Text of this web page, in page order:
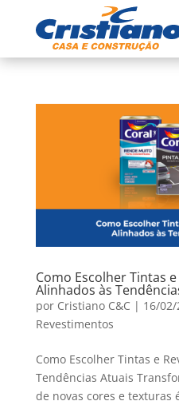
Como Escolher Tintas
Alinhados às
por Cristiano C&C | 16/
Revestimentos
Como Escolher Tintas e
Tendências Atuais
de novas cores e texturas